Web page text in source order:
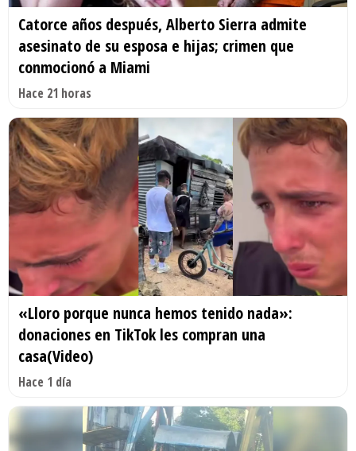
Catorce años después, Alberto Sierra admite
asesinato de su esposa e hijas; crimen que
conmocionó a Miami
Hace 21 horas
«Lloro porque nunca hemos tenido nada»:
donaciones en TikTok les compran una
casa(Video)
Hace 1 día